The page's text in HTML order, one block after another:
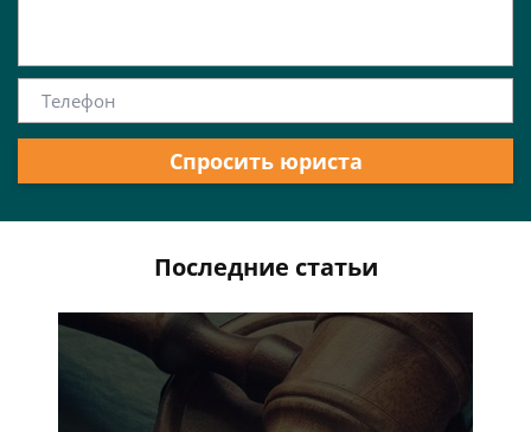
Спросить юриста
Последние статьи